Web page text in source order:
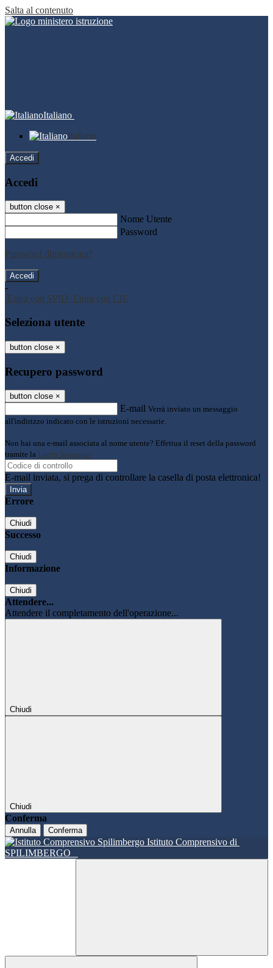
Salta al contenuto
Italiano
Italiano
Accedi
Accedi
button close ×
Nome Utente
Password
Password dimenticata?
-
Entra con SPID Entra con CIE
Seleziona utente
button close ×
Recupero password
button close ×
E-mail Verrà inviato un messaggio
all'indirizzo indicato con le istruzioni necessarie.
Non hai una e-mail associata al nome utente? Effettua il reset della password
tramite la Login Spaggiari
E-mail inviata, si prega di controllare la casella di posta elettronica!
Errore
Chiudi
Successo
Chiudi
Informazione
Chiudi
Attendere...
Attendere il completamento dell'operazione...
Chiudi
Chiudi
Conferma
Annulla Conferma
Istituto Comprensivo di
SPILIMBERGO